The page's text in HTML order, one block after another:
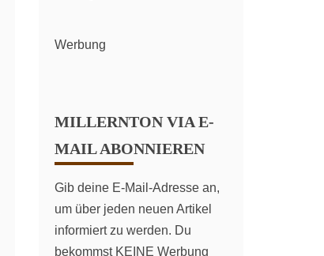
Werbung
MILLERNTON VIA E-
MAIL ABONNIEREN
Gib deine E-Mail-Adresse an,
um über jeden neuen Artikel
informiert zu werden. Du
bekommst KEINE Werbung